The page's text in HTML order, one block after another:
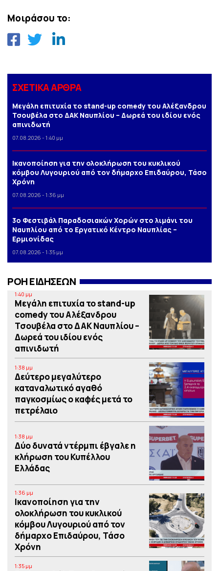
Μοιράσου το:
ΣΧΕΤΙΚΑ ΑΡΘΡΑ
Μεγάλη επιτυχία το stand-up comedy του Αλέξανδρου
Τσουβέλα στο ΔΑΚ Ναυπλίου – Δωρεά του ιδίου ενός
απινιδωτή
07.08.2026 - 1:40 μμ
Iκανοποίηση για την ολοκλήρωση του κυκλικού
κόμβου Λυγουριού από τον δήμαρχο Επιδαύρου, Τάσο
Χρόνη
07.08.2026 - 1:36 μμ
3o Φεστιβάλ Παραδοσιακών Χορών στο λιμάνι του
Ναυπλίου από το Εργατικό Κέντρο Ναυπλίας –
Ερμιονίδας
07.08.2026 - 1:35 μμ
ΡΟΗ ΕΙΔΗΣΕΩΝ
1:40 μμ
Μεγάλη επιτυχία το stand-up
comedy του Αλέξανδρου
Τσουβέλα στο ΔΑΚ Ναυπλίου –
Δωρεά του ιδίου ενός
απινιδωτή
1:38 μμ
Δεύτερο μεγαλύτερο
καταναλωτικό αγαθό
παγκοσμίως ο καφές μετά το
πετρέλαιο
1:38 μμ
Δύο δυνατά ντέρμπι έβγαλε η
κλήρωση του Κυπέλλου
Ελλάδας
1:36 μμ
Iκανοποίηση για την
ολοκλήρωση του κυκλικού
κόμβου Λυγουριού από τον
δήμαρχο Επιδαύρου, Τάσο
Χρόνη
1:35 μμ